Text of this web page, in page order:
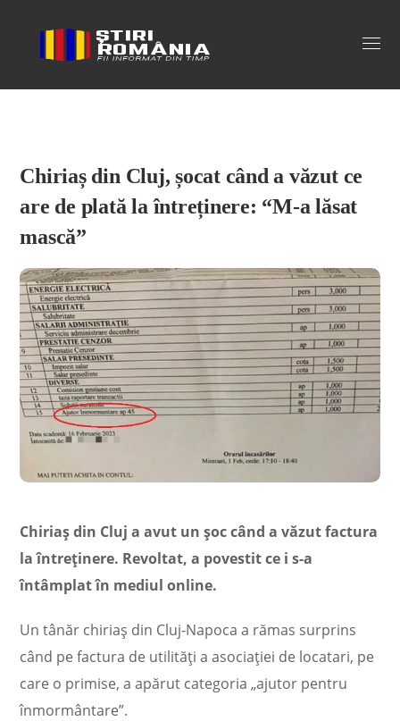
Stiri Romania
Chiriaș din Cluj, șocat când a văzut ce
are de plată la întreținere: “M-a lăsat
mască”
Chiriaș din Cluj a avut un șoc când a văzut factura
la întreținere. Revoltat, a povestit ce i s-a
întâmplat în mediul online.
Un tânăr chiriaș din Cluj-Napoca a rămas surprins
când pe factura de utilități a asociației de locatari, pe
care o primise, a apărut categoria „ajutor pentru
înmormântare”.